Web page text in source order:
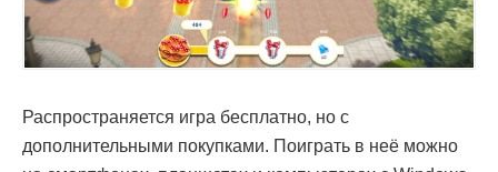
Распространяется игра бесплатно, но с
дополнительными покупками. Поиграть в неё можно